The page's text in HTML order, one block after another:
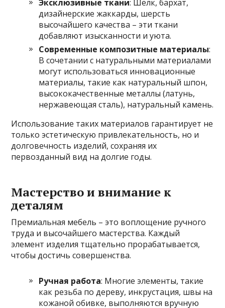
Эксклюзивные ткани: Шелк, бархат,
дизайнерские жаккарды, шерсть
высочайшего качества – эти ткани
добавляют изысканности и уюта.
Современные композитные материалы:
В сочетании с натуральными материалами
могут использоваться инновационные
материалы, такие как натуральный шпон,
высококачественные металлы (латунь,
нержавеющая сталь), натуральный камень.
Использование таких материалов гарантирует не
только эстетическую привлекательность, но и
долговечность изделий, сохраняя их
первозданный вид на долгие годы.
Мастерство и внимание к
деталям
Премиальная мебель – это воплощение ручного
труда и высочайшего мастерства. Каждый
элемент изделия тщательно прорабатывается,
чтобы достичь совершенства.
Ручная работа: Многие элементы, такие
как резьба по дереву, инкрустация, швы на
кожаной обивке, выполняются вручную